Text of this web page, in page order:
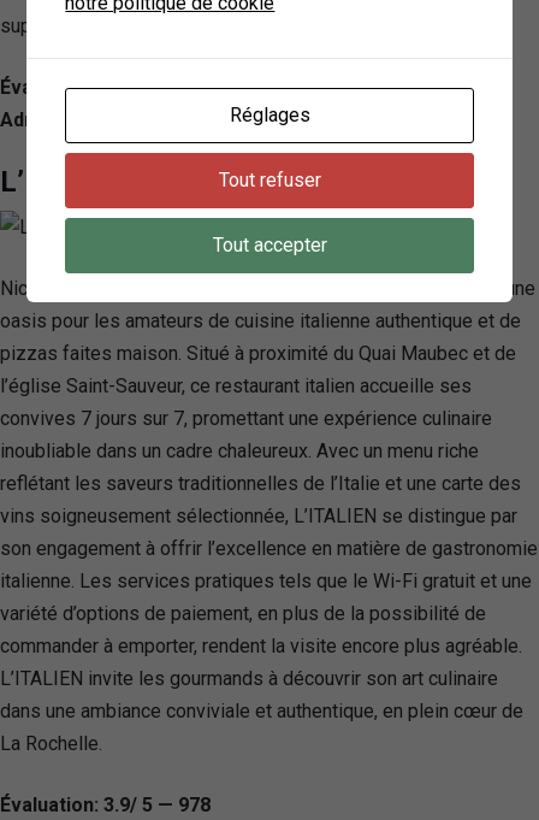
supérieure et une attention particulière portée aux détails.
Évaluation: 2.7/ 5 — 1025
Adresse: 32 Quai Duperré, 17000 La Rochelle, France
L’Italien
Niché au cœur de La Rochelle, L’ITALIEN se dresse comme une
oasis pour les amateurs de cuisine italienne authentique et de
pizzas faites maison. Situé à proximité du Quai Maubec et de
l’église Saint-Sauveur, ce restaurant italien accueille ses
convives 7 jours sur 7, promettant une expérience culinaire
inoubliable dans un cadre chaleureux. Avec un menu riche
reflétant les saveurs traditionnelles de l’Italie et une carte des
vins soigneusement sélectionnée, L’ITALIEN se distingue par
son engagement à offrir l’excellence en matière de gastronomie
italienne. Les services pratiques tels que le Wi-Fi gratuit et une
variété d’options de paiement, en plus de la possibilité de
commander à emporter, rendent la visite encore plus agréable.
L’ITALIEN invite les gourmands à découvrir son art culinaire
dans une ambiance conviviale et authentique, en plein cœur de
La Rochelle.
Évaluation: 3.9/ 5 — 978
Réglages
Tout refuser
Tout accepter